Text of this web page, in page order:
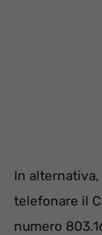
In
telefonare il
numero